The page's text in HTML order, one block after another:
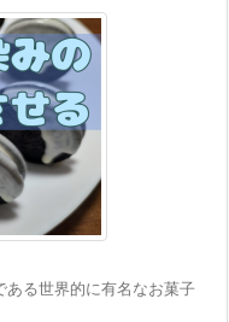
ある世界的に有名なお菓子